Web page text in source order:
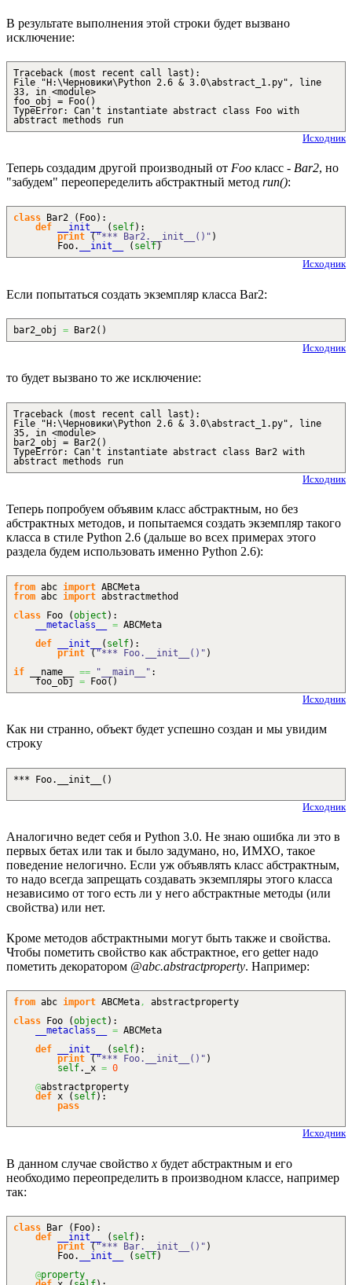
В результате выполнения этой строки будет вызвано
исключение:
Traceback (most recent call last):
File "H:\Черновики\Python 2.6 & 3.0\abstract_1.py", line
33, in <module>
foo_obj = Foo()
TypeError: Can't instantiate abstract class Foo with
abstract methods run
Исходник
Теперь создадим другой производный от Foo класс - Bar2, но
"забудем" переопеределить абстрактный метод run():
class Bar2 ( Foo) :
def
__init__ ( self) :
print
( "*** Bar2.__init__()" )
Foo.
__init__ ( self)
Исходник
Если попытаться создать экземпляр класса Bar2:
bar2_obj = Bar2( )
Исходник
то будет вызвано то же исключение:
Traceback (most recent call last):
File "H:\Черновики\Python 2.6 & 3.0\abstract_1.py", line
35, in <module>
bar2_obj = Bar2()
TypeError: Can't instantiate abstract class Bar2 with
abstract methods run
Исходник
Теперь попробуем объявим класс абстрактным, но без
абстрактных методов, и попытаемся создать экземпляр такого
класса в стиле Python 2.6 (дальше во всех примерах этого
раздела будем использовать именно Python 2.6):
from abc import ABCMeta
from abc import abstractmethod
class Foo (object ) :
__metaclass__
= ABCMeta
def
__init__ ( self) :
print
( "*** Foo.__init__()" )
if __name__ == "__main__" :
foo_obj = Foo( )
Исходник
Как ни странно, объект будет успешно создан и мы увидим
строку
*** Foo.__init__()
Исходник
Аналогично ведет себя и Python 3.0. Не знаю ошибка ли это в
первых бетах или так и было задумано, но, ИМХО, такое
поведение нелогично. Если уж объявлять класс абстрактным,
то надо всегда запрещать создавать экземпляры этого класса
независимо от того есть ли у него абстрактные методы (или
свойства) или нет.
Кроме методов абстрактными могут быть также и свойства.
Чтобы пометить свойство как абстрактное, его getter надо
пометить декоратором @abc.abstractproperty. Например:
from abc import ABCMeta,
abstractproperty
class Foo (object ) :
__metaclass__
= ABCMeta
def
__init__ ( self) :
print
( "*** Foo.__init__()" )
self._x = 0
@abstractproperty
def x ( self) :
pass
Исходник
В данном случае свойство x будет абстрактным и его
необходимо переопределить в производном классе, например
так:
class Bar ( Foo) :
def
__init__ ( self) :
print
( "*** Bar.__init__()" )
Foo.
__init__ ( self)
@property